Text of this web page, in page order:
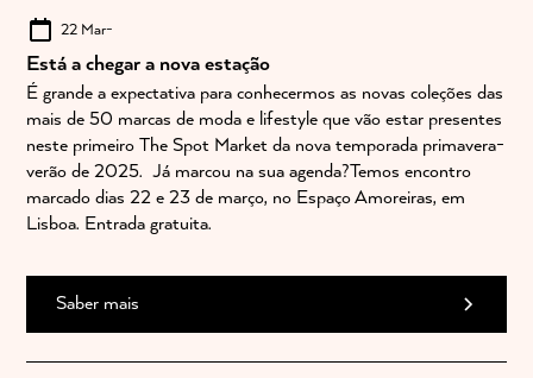
22 Mar-
Está a chegar a nova estação
É grande a expectativa para conhecermos as novas coleções das
mais de 50 marcas de moda e lifestyle que vão estar presentes
neste primeiro The Spot Market da nova temporada primavera-
verão de 2025. Já marcou na sua agenda?Temos encontro
marcado dias 22 e 23 de março, no Espaço Amoreiras, em
Lisboa. Entrada gratuita.
Saber mais